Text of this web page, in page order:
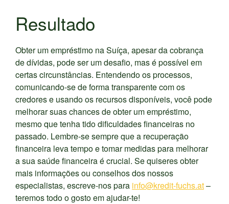
Resultado
Obter um empréstimo na Suíça, apesar da cobrança
de dívidas, pode ser um desafio, mas é possível em
certas circunstâncias. Entendendo os processos,
comunicando-se de forma transparente com os
credores e usando os recursos disponíveis, você pode
melhorar suas chances de obter um empréstimo,
mesmo que tenha tido dificuldades financeiras no
passado. Lembre-se sempre que a recuperação
financeira leva tempo e tomar medidas para melhorar
a sua saúde financeira é crucial. Se quiseres obter
mais informações ou conselhos dos nossos
especialistas, escreve-nos para info@kredit-fuchs.at–
teremos todo o gosto em ajudar-te!